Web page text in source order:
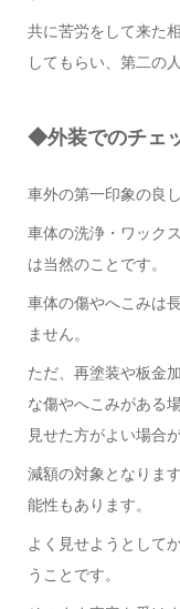
共に苦労をして来た
してもらい、第二の
◆外装でのチェ
車外の第一印象の良
車体の洗浄・ワック
は当然のことです。
車体の傷やへこみは
ません。
ただ、再塗装や板金
な傷やへこみがある
見せた方がよい場合
減額の対象となりま
能性もあります。
よく見せようとして
うことです。